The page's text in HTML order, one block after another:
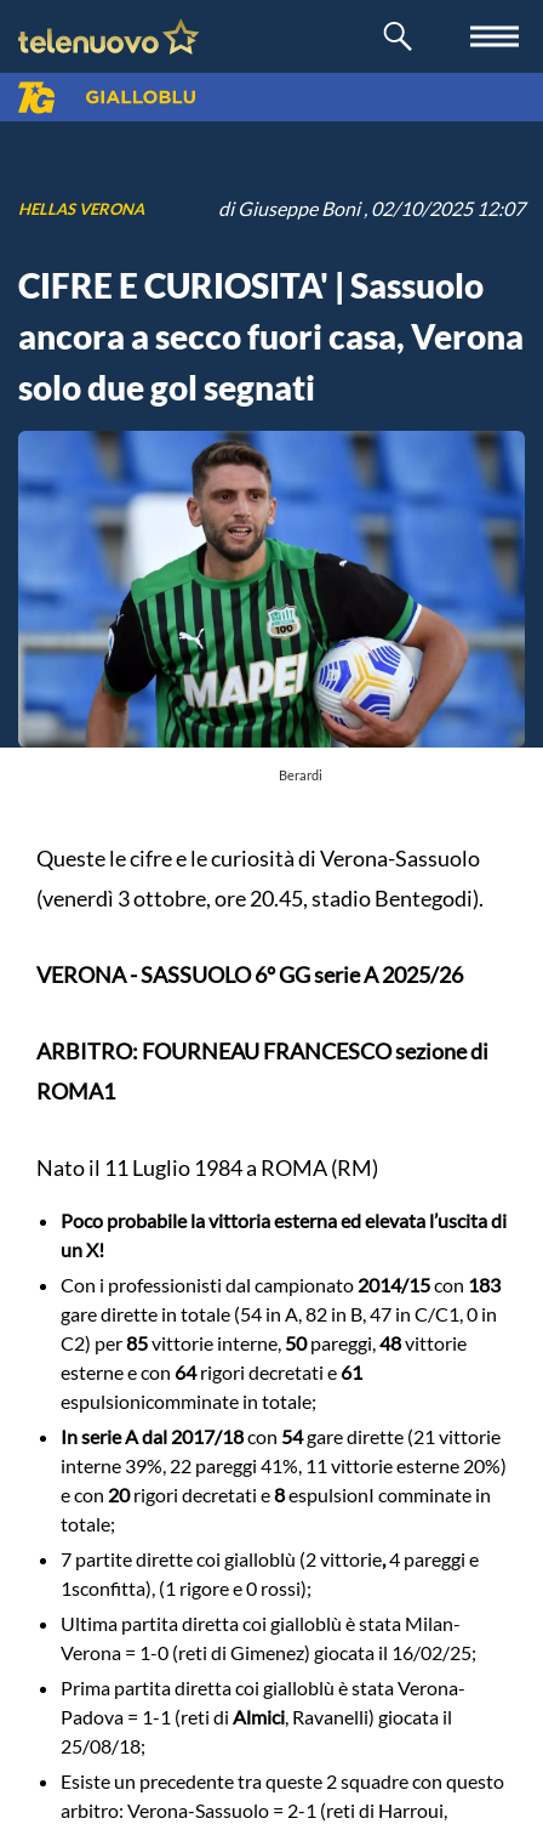
HELLAS VERONA diGiuseppe Boni, 02/10/2025 12:07
CIFRE E CURIOSITA' | Sassuolo
ancora a secco fuori casa, Verona
solo due gol segnati
Berardi
Queste le cifre e le curiosità di Verona-Sassuolo
(venerdì 3 ottobre, ore 20.45, stadio Bentegodi).
VERONA - SASSUOLO 6° GG serie A 2025/26
ARBITRO: FOURNEAU FRANCESCO sezione di
ROMA1
Nato il 11 Luglio 1984 a ROMA (RM)
Poco probabile la vittoria esterna ed elevata l’uscita di
un X!
Con i professionisti dal campionato 2014/15con 183
gare dirette in totale (54 in A, 82 in B, 47 in C/C1, 0 in
C2) per85vittorie interne, 50pareggi,48vittorie
esterne e con 64rigori decretati e 61
espulsionicomminate in totale;
In serie Adal 2017/18con 54gare dirette (21 vittorie
interne 39%, 22 pareggi 41%, 11 vittorie esterne 20%)
e con 20rigori decretati e8espulsionI comminate in
totale;
7 partite dirette coi gialloblù (2 vittorie,4 pareggi e
1sconfitta), (1 rigore e 0 rossi);
Ultima partita diretta coi gialloblù è stata Milan-
Verona = 1-0 (reti di Gimenez) giocata il 16/02/25;
Prima partita diretta coi gialloblù è stata Verona-
Padova = 1-1 (reti di Almici, Ravanelli) giocata il
25/08/18;
Esiste un precedente tra queste 2 squadre con questo
arbitro: Verona-Sassuolo = 2-1 (reti di Harroui,